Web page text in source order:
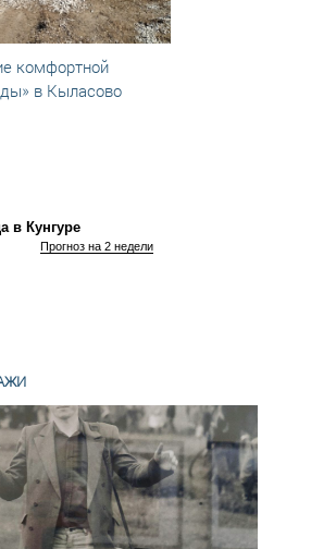
комфортной
в Кыласово
в Кунгуре
Прогноз на 2 недели